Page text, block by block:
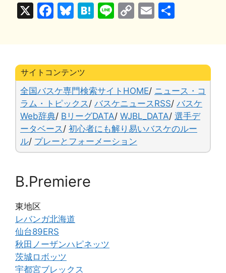
X
F
b
o
o
k
Bl
k
y
H
Li C
n
k
E
サイトコンテンツ
全国バスケ専門検索サイトHOME/ ニュース・コ
ラム・トピックス/ バスケニュースRSS/ バスケ
Web辞典/ BリーグDATA/ WJBL_DATA/ 選手デ
ータベース/ 初心者にも解り易いバスケのルー
ル/ プレーとフォーメーション
B.Premiere
東地区
レバンガ北海道
仙台89ERS
秋田ノーザンハピネッツ
茨城ロボッツ
宇都宮ブレックス